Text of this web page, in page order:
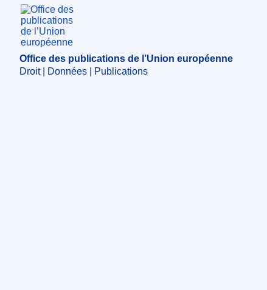
Office des publications de l’Union européenne
Office des publications de l’Union européenne
Droit | Données | Publications